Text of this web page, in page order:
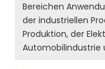
Bereichen
der industriellen
Produktion, der
Automobilindustrie